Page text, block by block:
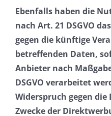
Ebenfalls haben die
nach Art. 21 DSGVO
gegen die künftige
betreffenden Daten,
Anbieter nach
DSGVO verarbeitet
Widerspruch gegen
Zwecke der